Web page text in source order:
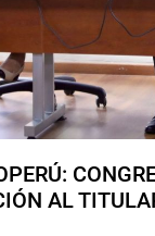
AL